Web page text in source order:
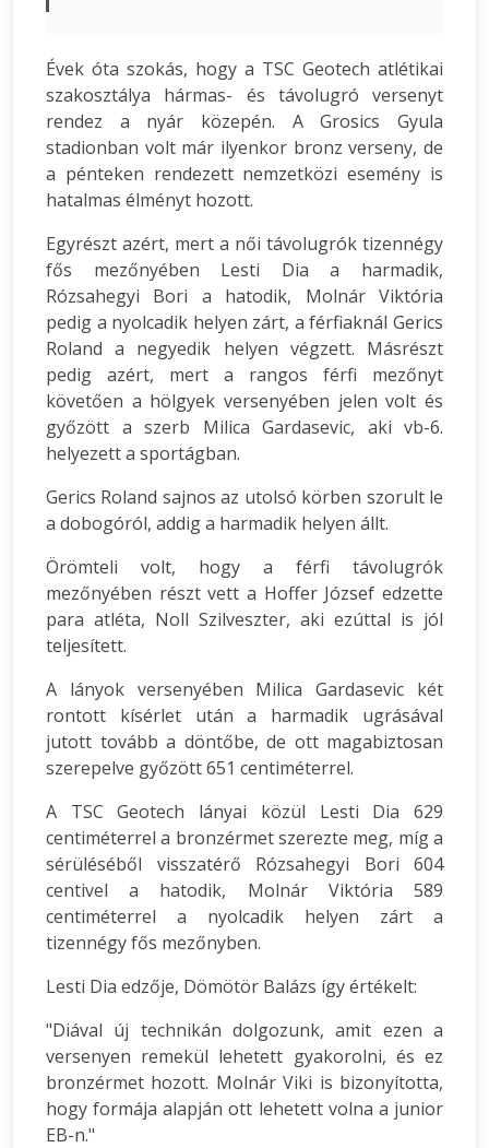
Évek óta szokás, hogy a TSC Geotech atlétikai
szakosztálya hármas- és távolugró versenyt
rendez a nyár közepén. A Grosics Gyula
stadionban volt már ilyenkor bronz verseny, de
a pénteken rendezett nemzetközi esemény is
hatalmas élményt hozott.
Egyrészt azért, mert a női távolugrók tizennégy
fős mezőnyében Lesti Dia a harmadik,
Rózsahegyi Bori a hatodik, Molnár Viktória
pedig a nyolcadik helyen zárt, a férfiaknál Gerics
Roland a negyedik helyen végzett. Másrészt
pedig azért, mert a rangos férfi mezőnyt
követően a hölgyek versenyében jelen volt és
győzött a szerb Milica Gardasevic, aki vb-6.
helyezett a sportágban.
Gerics Roland sajnos az utolsó körben szorult le
a dobogóról, addig a harmadik helyen állt.
Örömteli volt, hogy a férfi távolugrók
mezőnyében részt vett a Hoffer József edzette
para atléta, Noll Szilveszter, aki ezúttal is jól
teljesített.
A lányok versenyében Milica Gardasevic két
rontott kísérlet után a harmadik ugrásával
jutott tovább a döntőbe, de ott magabiztosan
szerepelve győzött 651 centiméterrel.
A TSC Geotech lányai közül Lesti Dia 629
centiméterrel a bronzérmet szerezte meg, míg a
sérüléséből visszatérő Rózsahegyi Bori 604
centivel a hatodik, Molnár Viktória 589
centiméterrel a nyolcadik helyen zárt a
tizennégy fős mezőnyben.
Lesti Dia edzője, Dömötör Balázs így értékelt:
"Diával új technikán dolgozunk, amit ezen a
versenyen remekül lehetett gyakorolni, és ez
bronzérmet hozott. Molnár Viki is bizonyította,
hogy formája alapján ott lehetett volna a junior
EB-n."